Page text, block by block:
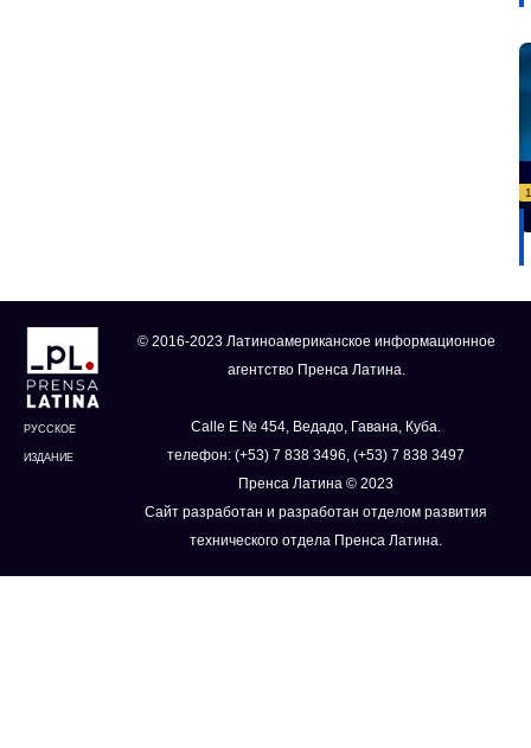
РУССКОЕ
ИЗДАНИЕ
© 2016-2023 Латиноамериканское информационное
агентство Пренса Латина.
Calle E № 454, Ведадо, Гавана, Куба.
телефон: (+53) 7 838 3496, (+53) 7 838 3497
Пренса Латина © 2023
Сайт разработан и разработан отделом развития
технического отдела Пренса Латина.